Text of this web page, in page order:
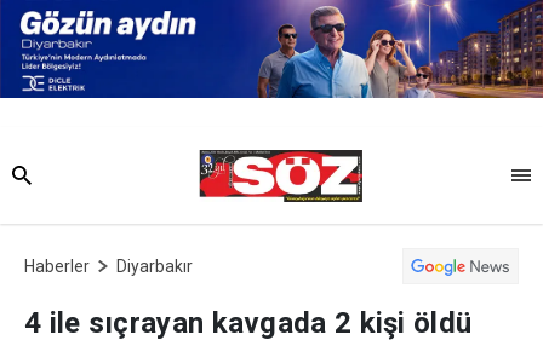
Haberler Diyarbakır
4 ile sıçrayan kavgada 2 kişi öldü